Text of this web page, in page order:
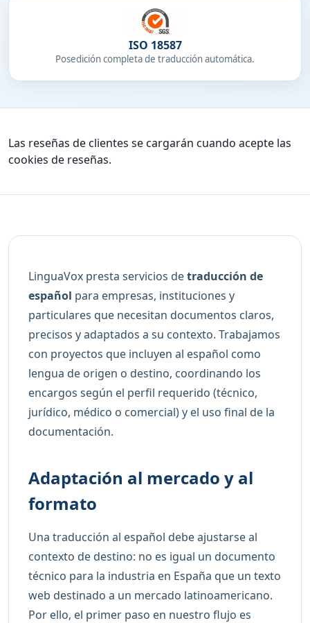
ISO 18587
Posedición completa de traducción automática.
Las reseñas de clientes se cargarán cuando acepte las
cookies de reseñas.
LinguaVox presta servicios detraducción de
español para empresas, instituciones y
particulares que necesitan documentos claros,
precisos y adaptados a su contexto. Trabajamos
con proyectos que incluyen al español como
lengua de origen o destino, coordinando los
encargos según el perfil requerido (técnico,
jurídico, médico o comercial) y el uso final de la
documentación.
Adaptación al mercado y al
formato
Una traducción al español debe ajustarse al
contexto de destino: no es igual un documento
técnico para la industria en España que un texto
web destinado a un mercado latinoamericano.
Por ello, el primer paso en nuestro flujo es